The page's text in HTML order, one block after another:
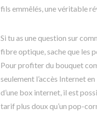
fils emmêlés, une véritable
Si tu as une question sur
fibre optique, sache que les
Pour profiter du bouquet
seulement l’accès Internet
d’une box internet, il est
tarif plus doux qu’un pop-